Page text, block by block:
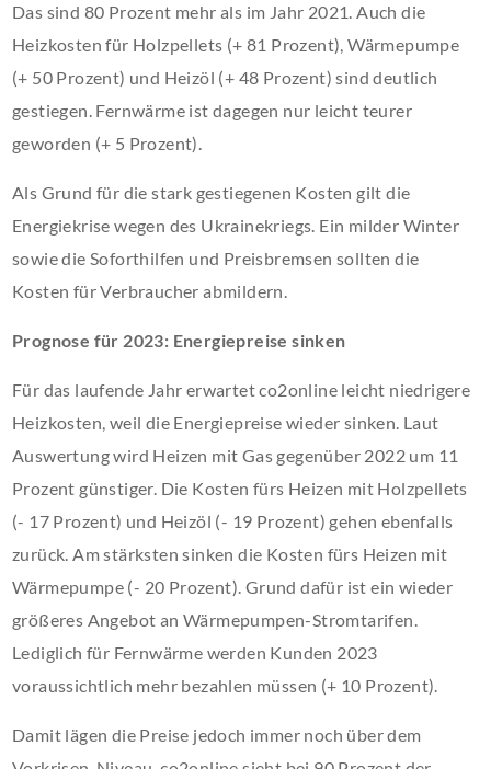
Das sind 80 Prozent mehr als im Jahr 2021. Auch die
Heizkosten für Holzpellets (+ 81 Prozent), Wärmepumpe
(+ 50 Prozent) und Heizöl (+ 48 Prozent) sind deutlich
gestiegen. Fernwärme ist dagegen nur leicht teurer
geworden (+ 5 Prozent).
Als Grund für die stark gestiegenen Kosten gilt die
Energiekrise wegen des Ukrainekriegs. Ein milder Winter
sowie die Soforthilfen und Preisbremsen sollten die
Kosten für Verbraucher abmildern.
Prognose für 2023: Energiepreise sinken
Für das laufende Jahr erwartet co2online leicht niedrigere
Heizkosten, weil die Energiepreise wieder sinken. Laut
Auswertung wird Heizen mit Gas gegenüber 2022 um 11
Prozent günstiger. Die Kosten fürs Heizen mit Holzpellets
(- 17 Prozent) und Heizöl (- 19 Prozent) gehen ebenfalls
zurück. Am stärksten sinken die Kosten fürs Heizen mit
Wärmepumpe (- 20 Prozent). Grund dafür ist ein wieder
größeres Angebot an Wärmepumpen-Stromtarifen.
Lediglich für Fernwärme werden Kunden 2023
voraussichtlich mehr bezahlen müssen (+ 10 Prozent).
Damit lägen die Preise jedoch immer noch über dem